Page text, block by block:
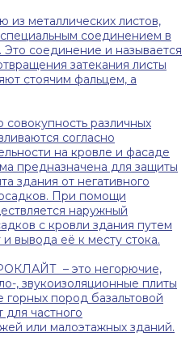
из металлических листов,
соединением в
Это соединение и называется
затекания листы
стоячим фальцем, а
различных
согласно
на кровле и фасаде
предназначена для защиты
здания от негативного
При помощи
наружный
с кровли здания путем
вывода её к месту стока.
– это негорючие,
, звукоизоляционные плиты
пород базальтовой
частного
или малоэтажных зданий.